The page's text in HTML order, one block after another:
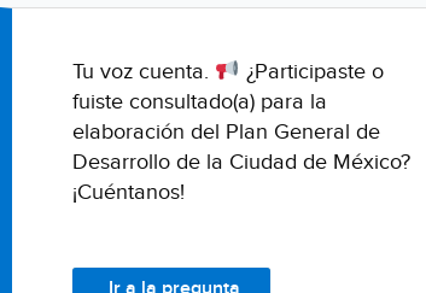
Tu voz cuenta.
¿Participaste o
fuiste consultado(a) para la
elaboración del Plan General de
Desarrollo de la Ciudad de México?
¡Cuéntanos!